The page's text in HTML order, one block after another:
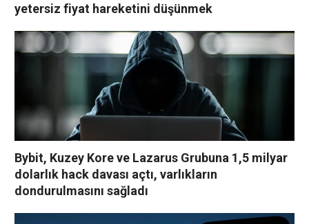
yetersiz fiyat hareketini düşünmek
Bybit, Kuzey Kore ve Lazarus Grubuna 1,5 milyar
dolarlık hack davası açtı, varlıkların
dondurulmasını sağladı